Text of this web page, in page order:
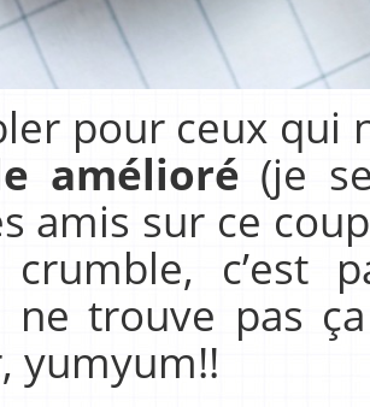
pour ceux qui
amélioré (je
amis sur ce
c’est
ne trouve pas
yumyum!!